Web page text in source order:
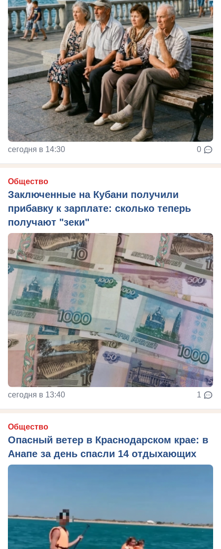
сегодня в 14:30 0
Общество
Заключенные на Кубани получили
прибавку к зарплате: сколько теперь
получают "зеки"
сегодня в 13:40 1
Общество
Опасный ветер в Краснодарском крае: в
Анапе за день спасли 14 отдыхающих